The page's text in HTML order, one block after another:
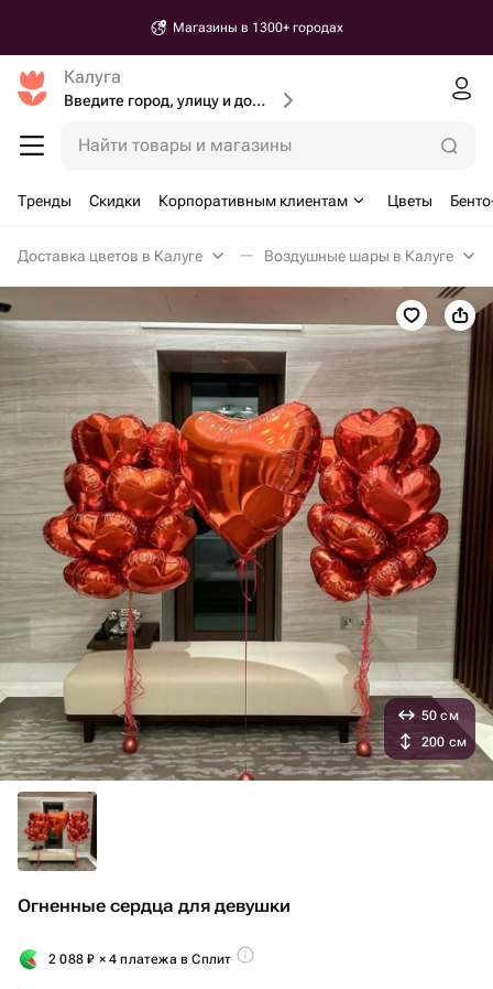
Магазины в 1300+ городах
Калуга
Введите город, улицу и дом доставки
Найти товары и магазины
Тренды Скидки Корпоративным клиентам Цветы
Доставка цветов в Калуге Воздушные шары в Калуге
Огненные сердца для девушки
2 088₽ × 4 платежа в Сплит
50 см
200 см